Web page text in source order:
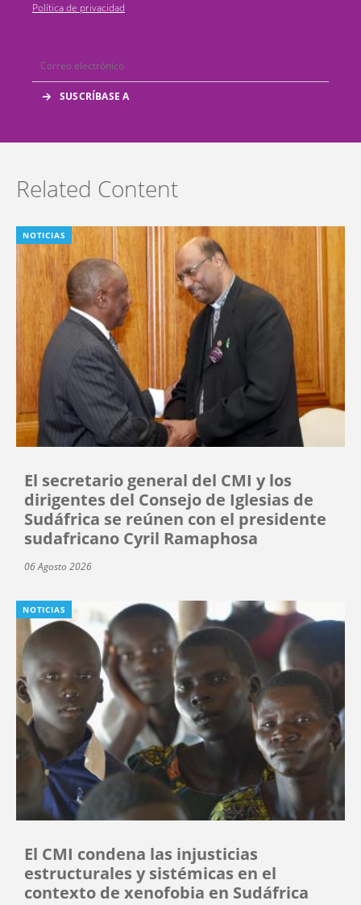
Política de privacidad
Related Content
NOTICIAS
El secretario general del CMI y los
dirigentes del Consejo de Iglesias de
Sudáfrica se reúnen con el presidente
sudafricano Cyril Ramaphosa
06 Agosto 2026
NOTICIAS
El CMI condena las injusticias
estructurales y sistémicas en el
contexto de xenofobia en Sudáfrica